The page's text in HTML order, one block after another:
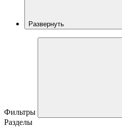
Развернуть
Фильтры
Разделы